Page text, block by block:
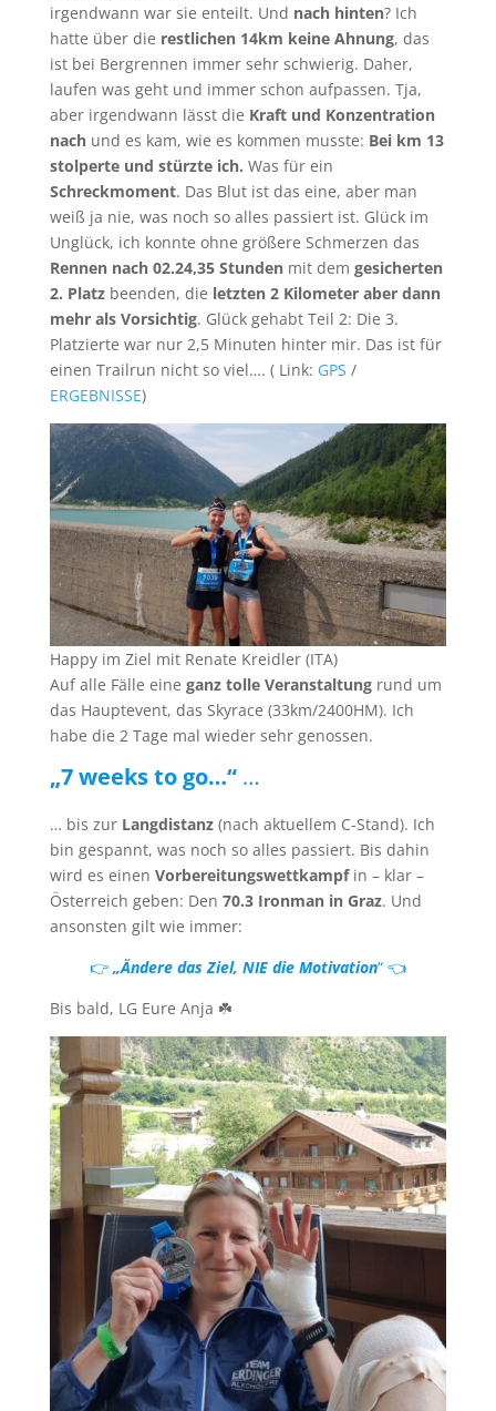
irgendwann war sie enteilt. Und nach hinten? Ich
hatte über die restlichen 14km keine Ahnung, das
ist bei Bergrennen immer sehr schwierig. Daher,
laufen was geht und immer schon aufpassen. Tja,
aber irgendwann lässt die Kraft und Konzentration
nach und es kam, wie es kommen musste: Bei km 13
stolperte und stürzte ich. Was für ein
Schreckmoment. Das Blut ist das eine, aber man
weiß ja nie, was noch so alles passiert ist. Glück im
Unglück, ich konnte ohne größere Schmerzen das
Rennen nach 02.24,35 Stundenmit dem gesicherten
2. Platzbeenden, die letzten 2 Kilometer aber dann
mehr als Vorsichtig. Glück gehabt Teil 2: Die 3.
Platzierte war nur 2,5 Minuten hinter mir. Das ist für
einen Trailrun nicht so viel…. ( Link: GPS /
ERGEBNISSE)
Happy im Ziel mit Renate Kreidler (ITA)
Auf alle Fälle eine ganz tolle Veranstaltungrund um
das Hauptevent, das Skyrace (33km/2400HM). Ich
habe die 2 Tage mal wieder sehr genossen.
„7 weeks to go…“…
… bis zur Langdistanz(nach aktuellem C-Stand). Ich
bin gespannt, was noch so alles passiert. Bis dahin
wird es einen Vorbereitungswettkampf in – klar –
Österreich geben: Den 70.3 Ironman in Graz. Und
ansonsten gilt wie immer:
👉 „Ändere das Ziel, NIE die Motivation“ 👈
Bis bald, LG Eure Anja ☘️